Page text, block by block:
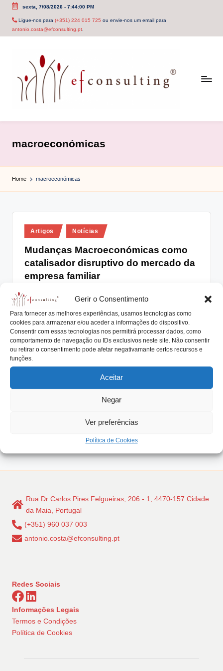
Gerir o Consentimento
Para fornecer as melhores experiências, usamos tecnologias como
cookies para armazenar e/ou aceder a informações do dispositivo.
Consentir com essas tecnologias nos permitirá processar dados, como
comportamento de navegação ou IDs exclusivos neste site. Não consentir
ou retirar o consentimento pode afetar negativamante certos recursos e
funções.
Aceitar
Negar
Ver preferências
Política de Cookies
Skip
sexta, 7/08/2026- 7:44:00 PM
Ligue-nos para (+351) 224 015 725 ou envie-nos um email para
antonio.costa@efconsulting.pt.
c
o
n
u
g
.
p
t
macroeconómicas
Home macroeconómicas
Posted
in
Artigos Notícias
Mudanças Macroeconómicas como
catalisador disruptivo do mercado da
empresa familiar
Posted
by
catalisadores disruptivos do mercado onde atua a
empresa familiar.…
Read More
Rua Dr Carlos Pires Felgueiras, 206 - 1, 4470-157 Cidade
da Maia, Portugal
(+351) 960 037 003
antonio.costa@efconsulting.pt
Redes Sociais
Informações Legais
Termos e Condições
Política de Cookies